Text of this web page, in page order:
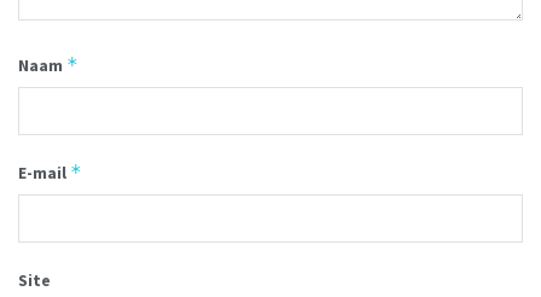
Naam *
E-mail *
Site